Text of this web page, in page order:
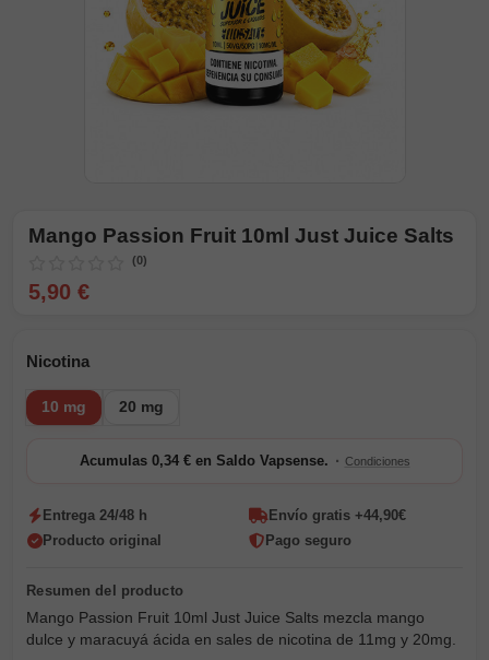
Mango Passion Fruit 10ml Just Juice Salts
(0)
5,90 €
Nicotina
10 mg 20 mg
Acumulas 0,34 € en Saldo Vapsense. · Condiciones
Entrega 24/48 h
Envío gratis +44,90€
Producto original
Pago seguro
Mango Passion Fruit 10ml Just Juice Salts mezcla mango
dulce y maracuyá ácida en sales de nicotina de 11mg y 20mg.